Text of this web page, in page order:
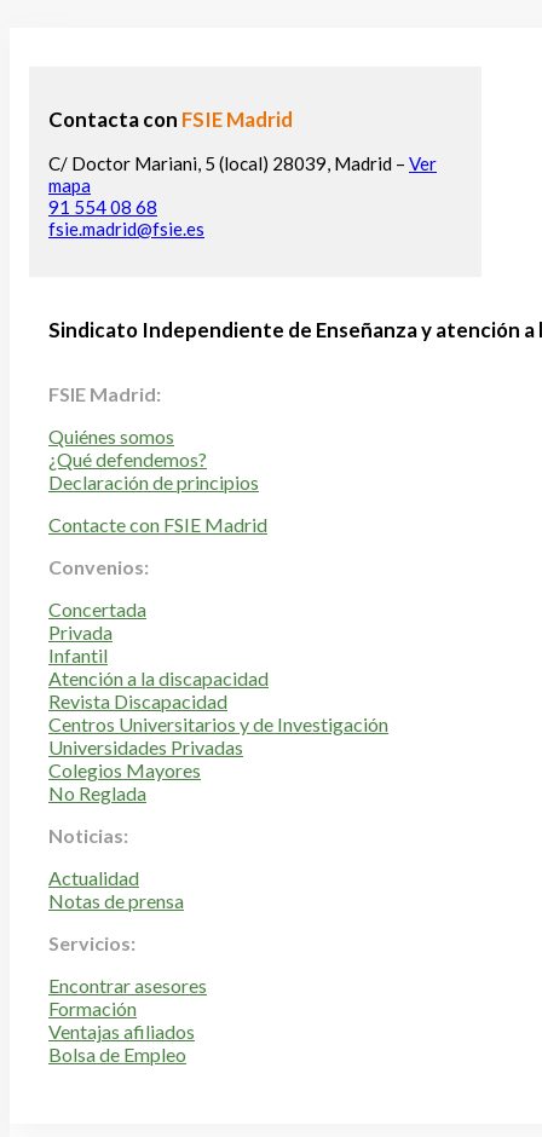
Contacta con FSIE Madrid
C/ Doctor Mariani, 5 (local) 28039, Madrid – Ver
mapa
91 554 08 68
fsie.madrid@fsie.es
Sindicato Independiente de Enseñanza y atención a
FSIE Madrid:
Quiénes somos
¿Qué defendemos?
Declaración de principios
Contacte con FSIE Madrid
Convenios:
Concertada
Privada
Infantil
Atención a la discapacidad
Revista Discapacidad
Centros Universitarios y de Investigación
Universidades Privadas
Colegios Mayores
No Reglada
Noticias:
Actualidad
Notas de prensa
Servicios:
Encontrar asesores
Formación
Ventajas afiliados
Bolsa de Empleo